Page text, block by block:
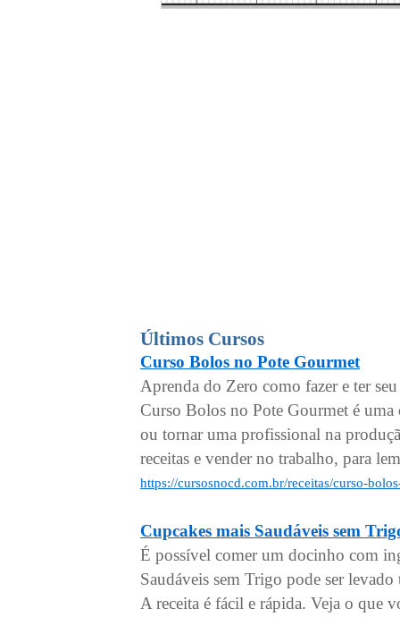
Últimos Cursos
Curso Bolos no Pote Gourmet
Aprenda do Zero como fazer e ter
Curso Bolos no Pote Gourmet é uma
ou tornar uma profissional na
receitas e vender no trabalho, para
https://cursosnocd.com.br/receitas/curso-
Cupcakes mais Saudáveis sem
É possível comer um docinho com
Saudáveis sem Trigo pode ser
A receita é fácil e rápida. Veja o que